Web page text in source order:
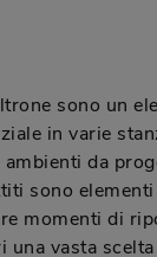
sono un
in varie
ambienti da
sono
momenti di
una vasta